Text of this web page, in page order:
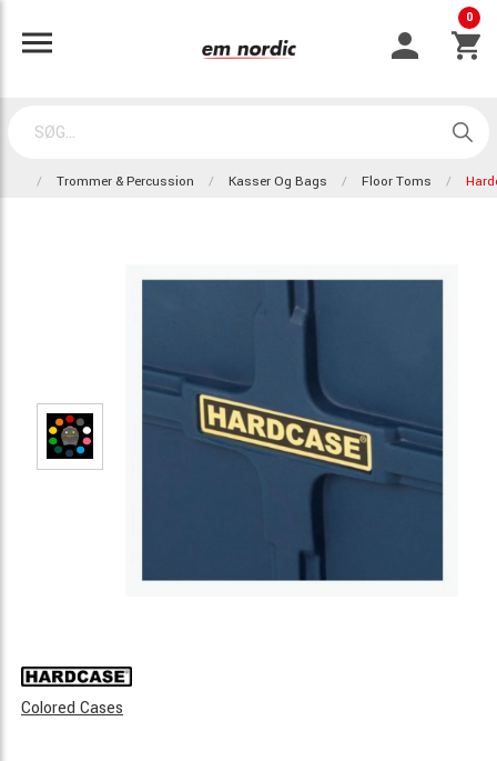
0
Trommer & Percussion Kasser Og Bags Floor Toms
Colored Cases